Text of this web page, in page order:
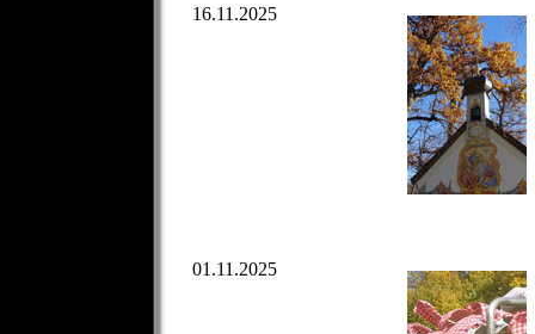
16.11.2025
01.11.2025